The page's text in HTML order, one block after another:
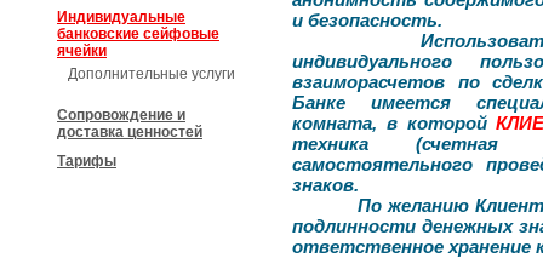
Индивидуальные
банковские сейфовые
ячейки
Дополнительные услуги
Сопровождение и
доставка ценностей
Тарифы
и безопасность.
Использовать
индивидуального
взаиморасчетов по
Банке имеется
комната, в которой
техника (счетная
самостоятельного
знаков.
По желанию Клиента
подлинности денежных
ответственное хранение